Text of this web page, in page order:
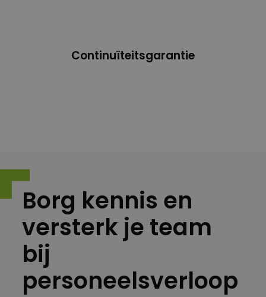
Continuïteitsgarantie
Borg kennis en
versterk je team
bij
personeelsverloop